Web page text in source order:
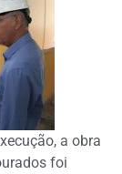
a obra
foi